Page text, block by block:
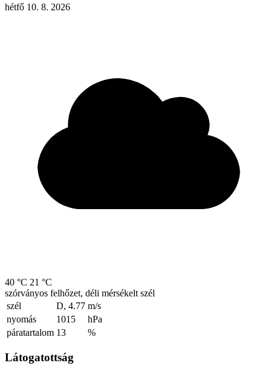
hétfő 10. 8. 2026
40 °C 21 °C
szórványos felhőzet, déli mérsékelt szél
szél
D, 4.77 m/s
nyomás
1015
hPa
páratartalom 13 %
Látogatottság